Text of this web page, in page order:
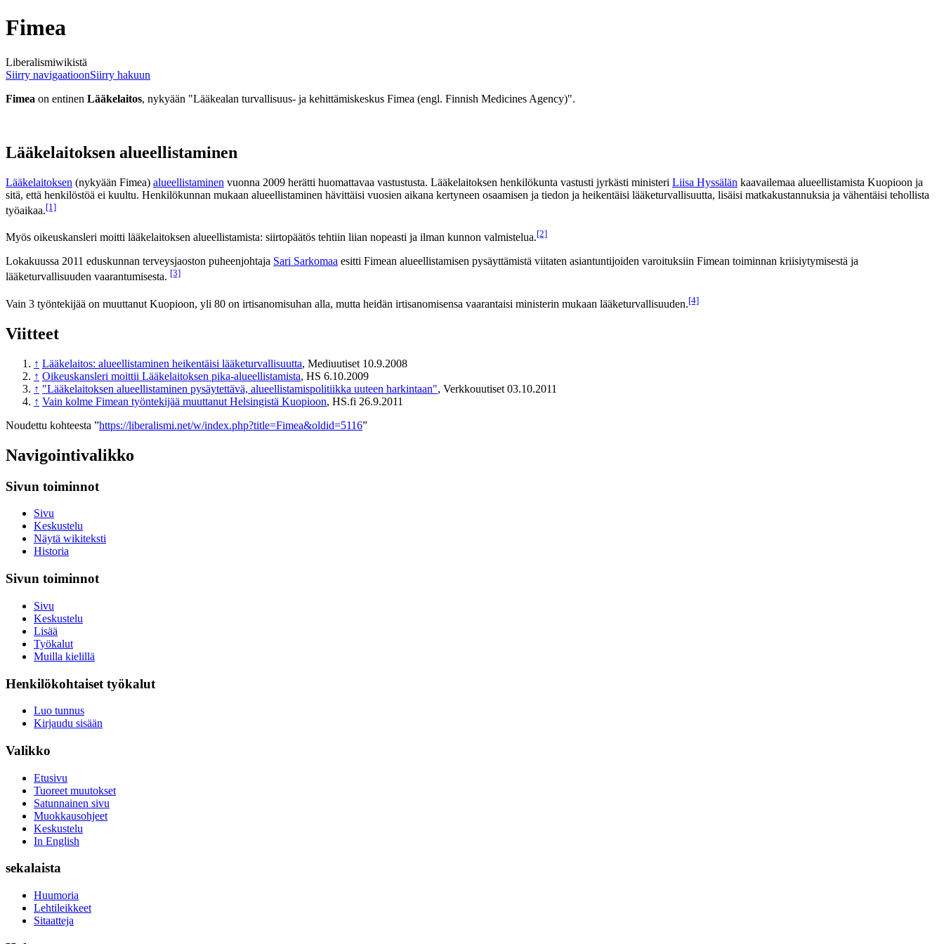
Fimea
Liberalismiwikistä
Siirry navigaatioonSiirry hakuun
Fimea on entinen Lääkelaitos, nykyään "Lääkealan turvallisuus- ja kehittämiskeskus Fimea (engl. Finnish Medicines Agency)".
Lääkelaitoksen alueellistaminen
Lääkelaitoksen (nykyään Fimea) alueellistaminen vuonna 2009 herätti huomattavaa vastustusta. Lääkelaitoksen henkilökunta vastusti jyrkästi ministeri Liisa Hyssälän kaavailemaa alueellistamista Kuopioon ja
sitä, että henkilöstöä ei kuultu. Henkilökunnan mukaan alueellistaminen hävittäisi vuosien aikana kertyneen osaamisen ja tiedon ja heikentäisi lääketurvallisuutta, lisäisi matkakustannuksia ja vähentäisi tehollista
työaikaa.[1]
Myös oikeuskansleri moitti lääkelaitoksen alueellistamista: siirtopäätös tehtiin liian nopeasti ja ilman kunnon valmistelua.[2]
Lokakuussa 2011 eduskunnan terveysjaoston puheenjohtaja Sari Sarkomaa esitti Fimean alueellistamisen pysäyttämistä viitaten asiantuntijoiden varoituksiin Fimean toiminnan kriisiytymisestä ja
lääketurvallisuuden vaarantumisesta. [3]
Vain 3 työntekijää on muuttanut Kuopioon, yli 80 on irtisanomisuhan alla, mutta heidän irtisanomisensa vaarantaisi ministerin mukaan lääketurvallisuuden.[4]
Viitteet
↑ Lääkelaitos: alueellistaminen heikentäisi lääketurvallisuutta, Mediuutiset 10.9.2008
↑ Oikeuskansleri moittii Lääkelaitoksen pika-alueellistamista, HS 6.10.2009
↑ "Lääkelaitoksen alueellistaminen pysäytettävä, alueellistamispolitiikka uuteen harkintaan", Verkkouutiset 03.10.2011
↑ Vain kolme Fimean työntekijää muuttanut Helsingistä Kuopioon, HS.fi 26.9.2011
Noudettu kohteesta ”https://liberalismi.net/w/index.php?title=Fimea&oldid=5116”
Navigointivalikko
Sivun toiminnot
Sivu
Keskustelu
Näytä wikiteksti
Historia
Sivun toiminnot
Sivu
Keskustelu
Lisää
Työkalut
Muilla kielillä
Henkilökohtaiset työkalut
Luo tunnus
Kirjaudu sisään
Valikko
Etusivu
Tuoreet muutokset
Satunnainen sivu
Muokkausohjeet
Keskustelu
In English
sekalaista
Huumoria
Lehtileikkeet
Sitaatteja